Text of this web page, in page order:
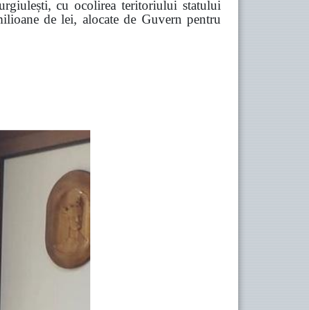
cu ocolirea teritoriului statului
de lei, alocate de Guvern pentru